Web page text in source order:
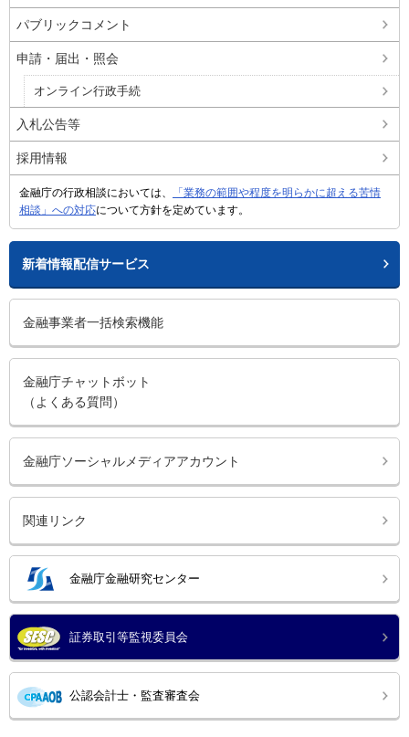
パブリックコメント
申請・届出・照会
オンライン行政手続
入札公告等
採用情報
金融庁の行政相談においては、
「業務の範囲や程度を明らかに超える苦情
相談」への対応について方針を定めています。
新着情報配信サービス
金融事業者一括検索機能
金融庁チャットボット
（よくある質問）
金融庁ソーシャルメディアアカウント
関連リンク
金融庁金融研究センター
証券取引等監視委員会
公認会計士・監査審査会